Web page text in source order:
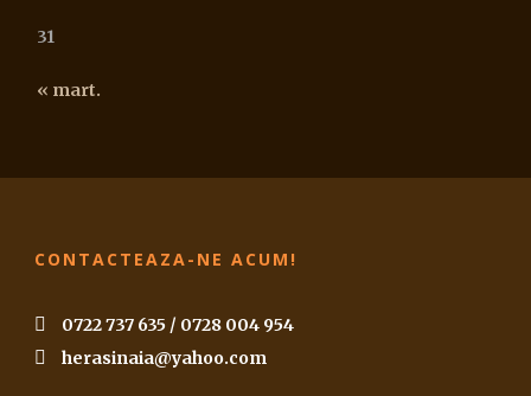
« mart.
31
CONTACTEAZA-NE ACUM!
0722 737 635 / 0728 004 954
herasinaia@yahoo.com